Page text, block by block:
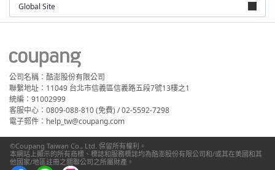
Global Site
公司名稱：酷澎股份有限公司
聯繫地址：11049 台北市信義區信義路五段7號13樓之1
統編：91002999
客服中心：0809-088-810 (免費) / 02-5592-7298
電子郵件：help_tw@coupang.com
©Coupang Taiwan Co., Ltd. 保留所有權利。
本網站上顯示的所有商標、標誌和服務標誌均為酷澎股份有限公司和/或其在美國和其
他國家/地區註冊之關聯公司之所屬財產。